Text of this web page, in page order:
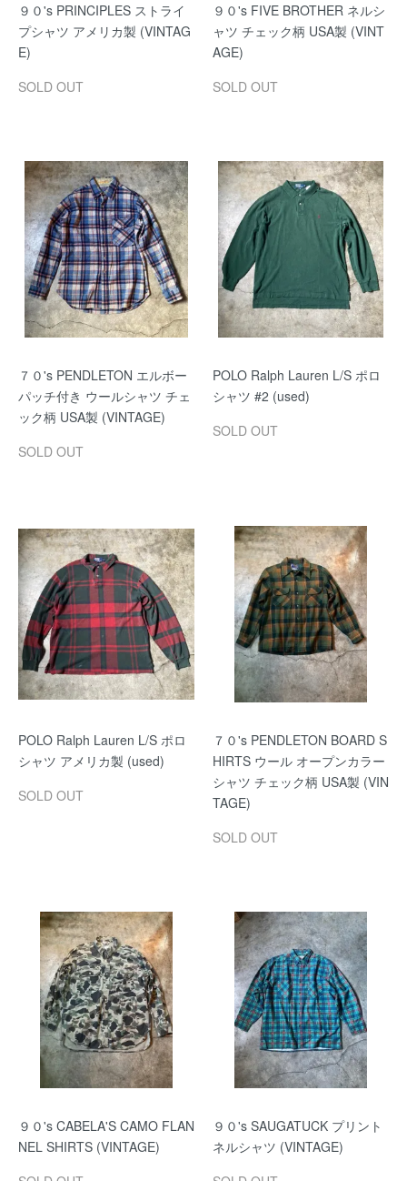
９０'s PRINCIPLES ストライ
プシャツ アメリカ製 (VINTAG
E)
SOLD OUT
９０'s FIVE BROTHER ネルシ
ャツ チェック柄 USA製 (VINT
AGE)
SOLD OUT
７０'s PENDLETON エルボー
パッチ付き ウールシャツ チェ
ック柄 USA製 (VINTAGE)
SOLD OUT
POLO Ralph Lauren L/S ポロ
シャツ #2 (used)
SOLD OUT
POLO Ralph Lauren L/S ポロ
シャツ アメリカ製 (used)
SOLD OUT
７０'s PENDLETON BOARD S
HIRTS ウール オープンカラー
シャツ チェック柄 USA製 (VIN
TAGE)
SOLD OUT
９０'s CABELA'S CAMO FLAN
NEL SHIRTS (VINTAGE)
９０'s SAUGATUCK プリント
ネルシャツ (VINTAGE)